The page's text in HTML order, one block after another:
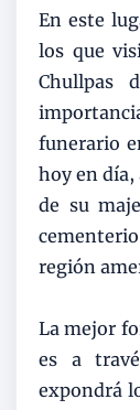
En este
los que
Chullpas
funerario
hoy en día,
de su
región
La mejor
es a
expondrá